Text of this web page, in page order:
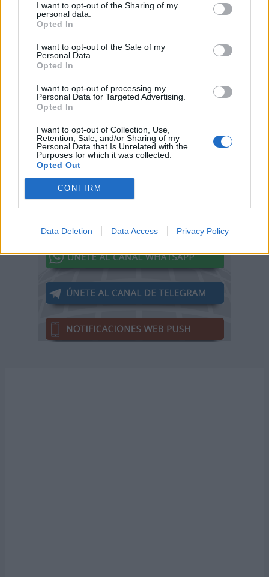
I want to opt-out of the Sharing of my
personal data.
Opted In
I want to opt-out of the Sale of my
Personal Data.
Opted In
I want to opt-out of processing my
Personal Data for Targeted Advertising.
Opted In
I want to opt-out of Collection, Use,
Retention, Sale, and/or Sharing of my
Personal Data that Is Unrelated with the
Purposes for which it was collected.
Opted Out
CONFIRM
Data Deletion Data Access Privacy Policy
Del 1 al 7 de febrero
Interconfesional
Este año se celebra del 1 de febrero al 7 de